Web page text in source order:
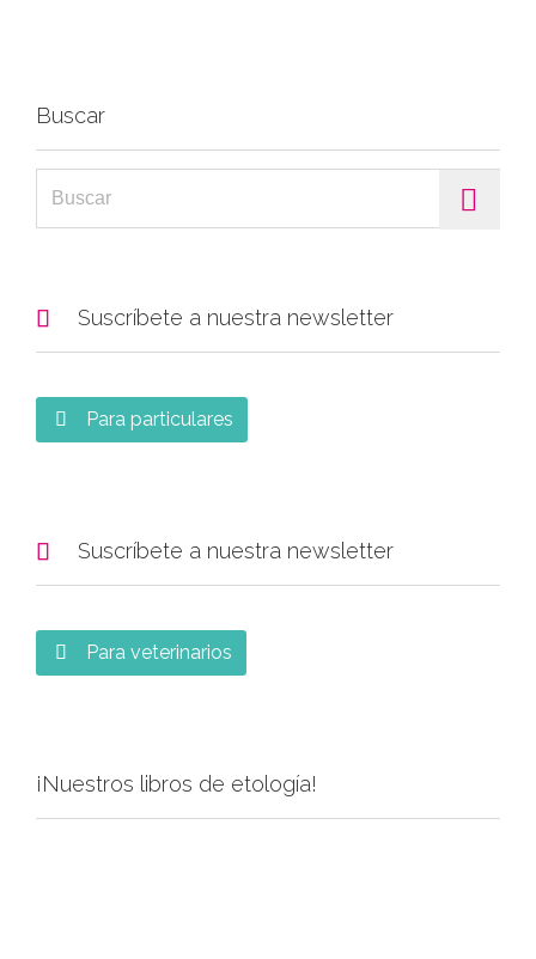
Buscar
 Suscríbete a nuestra newsletter
 Para particulares
 Suscríbete a nuestra newsletter
 Para veterinarios
¡Nuestros libros de etología!